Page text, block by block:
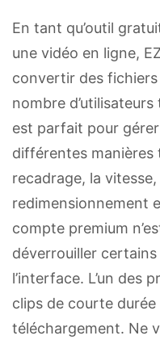
En tant qu’outil
une vidéo en ligne,
convertir des fichiers
nombre
est parfait pour
différentes manières
recadrage, la
redimensionnement
compte premium
déverrouiller
l’interface. L’un des
clips de courte
téléchargement. Ne